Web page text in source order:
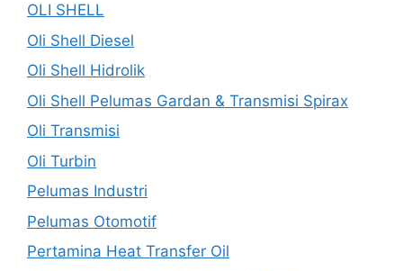
OLI SHELL
Oli Shell Diesel
Oli Shell Hidrolik
Oli Shell Pelumas Gardan & Transmisi Spirax
Oli Transmisi
Oli Turbin
Pelumas Industri
Pelumas Otomotif
Pertamina Heat Transfer Oil